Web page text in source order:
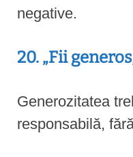
negative.
20. „Fii
Generozitatea
responsabilă,